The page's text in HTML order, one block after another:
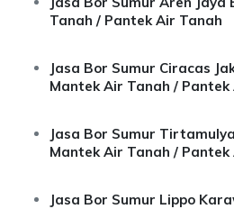
Tanah / Pantek Air Tanah
Jasa Bor Sumur Ciracas
Mantek Air Tanah / Pantek
Jasa Bor Sumur
Mantek Air Tanah / Pantek
Jasa Bor Sumur Lippo